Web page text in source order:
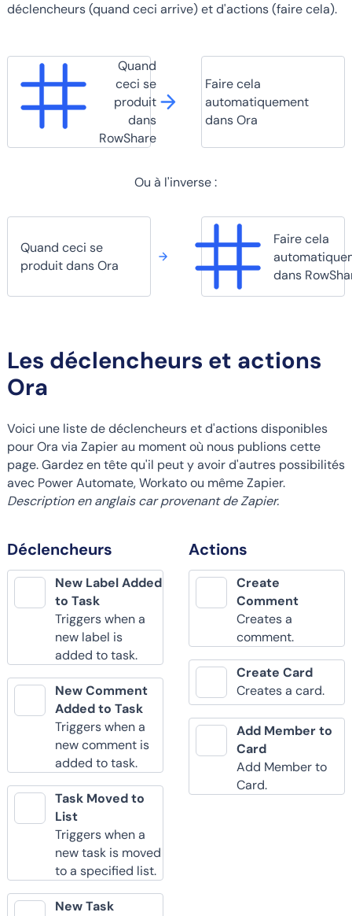
déclencheurs (quand ceci arrive) et d'actions (faire cela).
Quand
ceci se
produit
dans
RowShare
Faire cela
automatiquement
dans Ora
Ou à l'inverse :
Quand ceci se
produit dans Ora
Faire cela
dans
Les déclencheurs et actions
Ora
Voici une liste de déclencheurs et d'actions disponibles
pour Ora via Zapier au moment où nous publions cette
page. Gardez en tête qu'il peut y avoir d'autres possibilités
avec Power Automate, Workato ou même Zapier.
Description en anglais car provenant de Zapier.
Déclencheurs
New Label Added
to Task
Triggers when a
new label is
added to task.
New Comment
Added to Task
Triggers when a
new comment is
added to task.
Task Moved to
List
Triggers when a
new task is moved
to a specified list.
New Task
Actions
Create
Comment
Creates a
comment.
Create Card
Creates a card.
Add Member to
Card
Add Member to
Card.